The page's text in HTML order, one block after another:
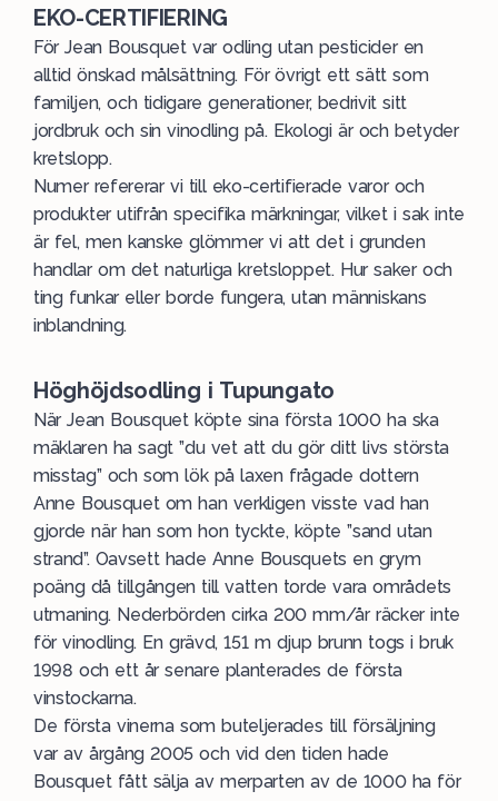
EKO-CERTIFIERING
För Jean Bousquet var odling utan pesticider en
alltid önskad målsättning. För övrigt ett sätt som
familjen, och tidigare generationer, bedrivit sitt
jordbruk och sin vinodling på. Ekologi är och betyder
kretslopp.
Numer refererar vi till eko-certifierade varor och
produkter utifrån specifika märkningar, vilket i sak inte
är fel, men kanske glömmer vi att det i grunden
handlar om det naturliga kretsloppet. Hur saker och
ting funkar eller borde fungera, utan människans
inblandning.
Höghöjdsodling i Tupungato
När Jean Bousquet köpte sina första 1000 ha ska
mäklaren ha sagt ”du vet att du gör ditt livs största
misstag” och som lök på laxen frågade dottern
Anne Bousquet om han verkligen visste vad han
gjorde när han som hon tyckte, köpte ”sand utan
strand”. Oavsett hade Anne Bousquets en grym
poäng då tillgången till vatten torde vara områdets
utmaning. Nederbörden cirka 200 mm/år räcker inte
för vinodling. En grävd, 151 m djup brunn togs i bruk
1998 och ett år senare planterades de första
vinstockarna.
De första vinerna som buteljerades till försäljning
var av årgång 2005 och vid den tiden hade
Bousquet fått sälja av merparten av de 1000 ha för